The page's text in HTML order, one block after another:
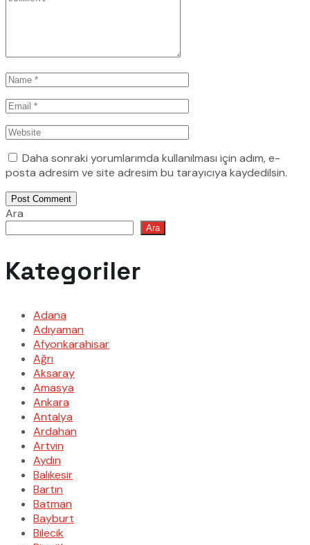
Daha sonraki yorumlarımda kullanılması için adım, e-
posta adresim ve site adresim bu tarayıcıya kaydedilsin.
Post Comment
Ara
Ara
Kategoriler
Adana
Adıyaman
Afyonkarahisar
Ağrı
Aksaray
Amasya
Ankara
Antalya
Ardahan
Artvin
Aydın
Balıkesir
Bartın
Batman
Bayburt
Bilecik